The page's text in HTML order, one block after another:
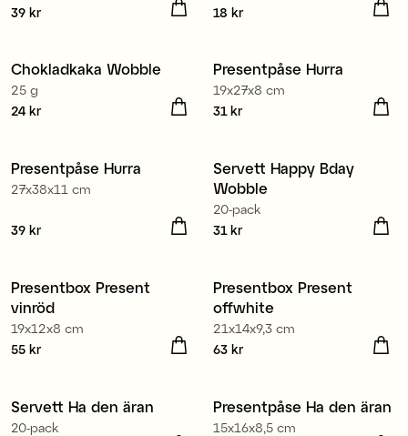
Pris:
39 kr Pris:
18 kr
Chokladkaka Wobble
25 g
Pris:
24 kr
Presentpåse Hurra
19x27x8 cm
Pris:
31 kr
Presentpåse Hurra
27x38x11 cm
Pris:
39 kr
Servett Happy Bday
Wobble
20-pack
Pris:
31 kr
Presentbox Present
vinröd
19x12x8 cm
Pris:
55 kr
Presentbox Present
offwhite
21x14x9,3 cm
Pris:
63 kr
Servett Ha den äran
20-pack
Presentpåse Ha den äran
15x16x8,5 cm